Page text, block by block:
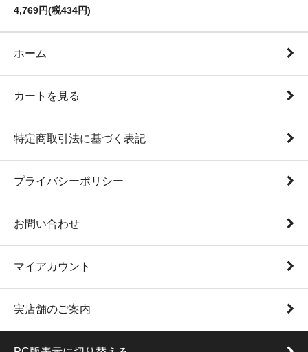
4,769円(税434円)
ホーム
カートを見る
特定商取引法に基づく表記
プライバシーポリシー
お問い合わせ
マイアカウント
実店舗のご案内